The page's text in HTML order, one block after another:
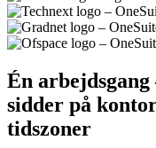
Én
sidder på
tidszoner